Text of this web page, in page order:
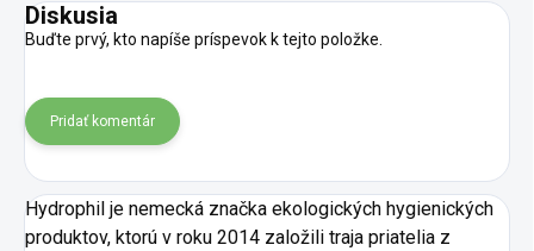
Diskusia
Buďte prvý, kto napíše príspevok k tejto položke.
Pridať komentár
Hydrophil je nemecká značka ekologických hygienických
produktov, ktorú v roku 2014 založili traja priatelia z